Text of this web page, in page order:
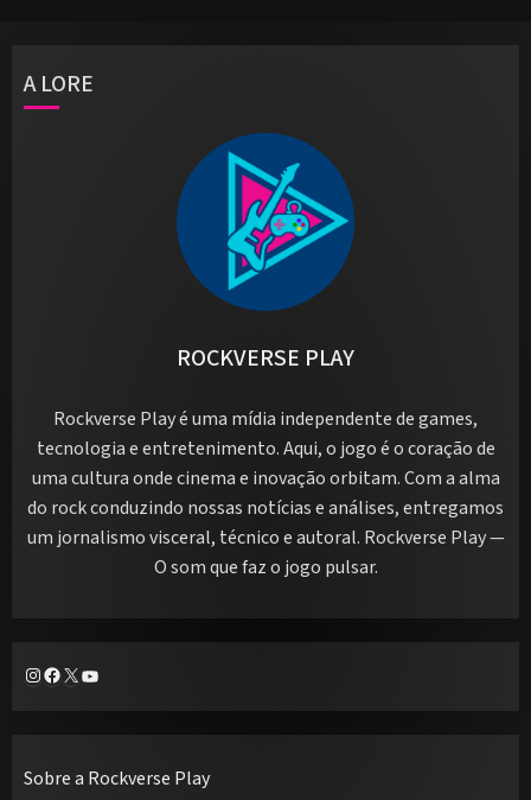
A LORE
ROCKVERSE PLAY
Rockverse Play é uma mídia independente de games,
tecnologia e entretenimento. Aqui, o jogo é o coração de
uma cultura onde cinema e inovação orbitam. Com a alma
do rock conduzindo nossas notícias e análises, entregamos
um jornalismo visceral, técnico e autoral. Rockverse Play —
O som que faz o jogo pulsar.
Instagram
Facebook
X Youtube
Sobre a Rockverse Play